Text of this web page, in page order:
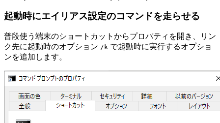
起動時にエイリアス設定のコマンドを走らせる
普段使う端末のショートカットからプロパティを開き、リン
ク先に起動時のオプション /k で起動時に実行するオプショ
ンを追加します。